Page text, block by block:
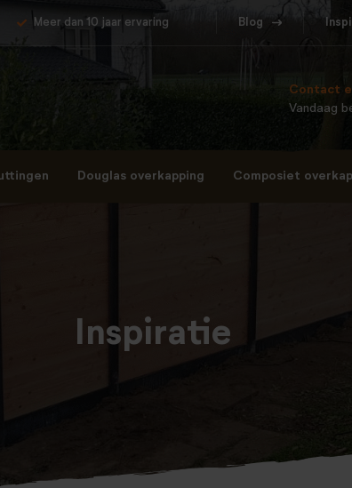
Meer dan 10 jaar ervaring Blog
Contact
Vandaag
Douglas overkapping Composiet
Inspiratie